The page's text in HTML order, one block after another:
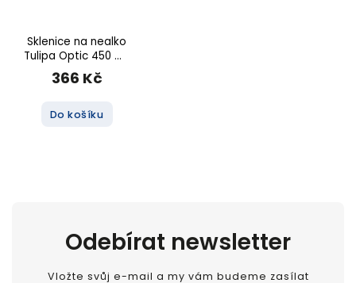
Sklenice na nealko
Tulipa Optic 450 ml,
6 ks
366 Kč
Do košíku
Odebírat newsletter
Vložte svůj e-mail a my vám budeme zasílat